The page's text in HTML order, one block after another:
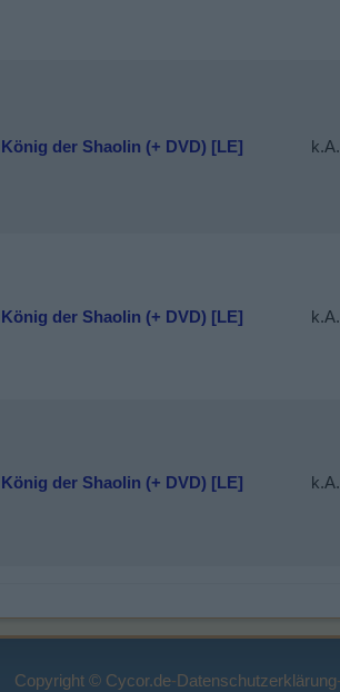
König der Shaolin (+ DVD) [LE] k.A.
König der Shaolin (+ DVD) [LE] k.A.
König der Shaolin (+ DVD) [LE] k.A.
Copyright © Cycor.de-Datenschutzerklärung-